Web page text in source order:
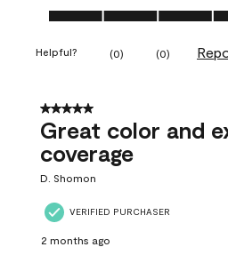
Ease of Application, 5.0 out of 5
Helpful? (0) (0)
5 out of 5 stars.
Great color and
coverage
D. Shomon
VERIFIED PURCHASER
2 months ago